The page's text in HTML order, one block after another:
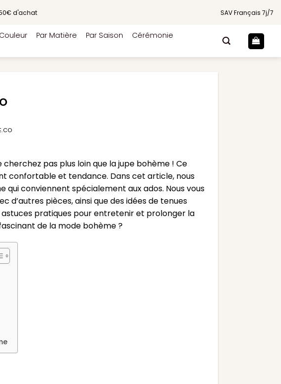
d'achat SAV Français 7j/7
Par Matière Par Saison Cérémonie
pas plus loin que la jupe bohème ! Ce
confortable et tendance. Dans cet article, nous
conviennent spécialement aux ados. Nous vous
d’autres pièces, ainsi que des idées de tenues
astuces pratiques pour entretenir et prolonger la
de la mode bohème ?